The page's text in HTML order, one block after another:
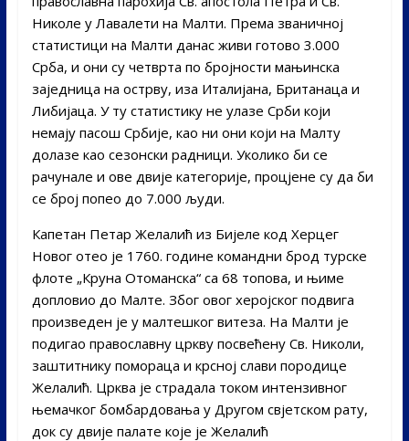
Николе у Лавалети на Малти. Према званичној
статистици на Малти данас живи готово 3.000
Срба, и они су четврта по бројности мањинска
заједница на острву, иза Италијана, Британаца и
Либијаца. У ту статистику не улазе Срби који
немају пасош Србије, као ни они који на Малту
долазе као сезонски радници. Уколико би се
рачунале и ове двије категорије, процјене су да би
се број попео до 7.000 људи.
Капетан Петар Желалић из Бијеле код Херцег
Новог отео је 1760. године командни брод турске
флотe „Круна Отоманска“ са 68 топова, и њиме
допловио до Малте. Због овог херојског подвига
произведен је у малтешког витеза. На Малти је
подигао православну цркву посвећену Св. Николи,
заштитнику помораца и крсној слави породице
Желалић. Црква је страдала током интензивног
њемачког бомбардовања у Другом свјетском рату,
док су двије палате које је Желалић